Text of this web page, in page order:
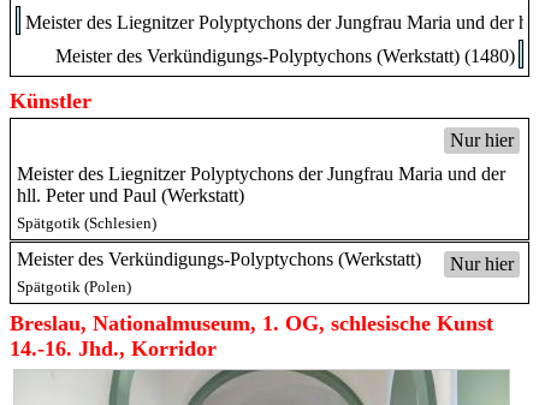
Meister des Liegnitzer Polyptychons der Jungfrau Maria und der
Meister des Verkündigungs-Polyptychons (Werkstatt) (1480)
Künstler
Nur hier
Meister des Liegnitzer Polyptychons der Jungfrau Maria und der
hll. Peter und Paul (Werkstatt)
Spätgotik (Schlesien)
Nur hier
Meister des Verkündigungs-Polyptychons (Werkstatt)
Spätgotik (Polen)
Breslau, Nationalmuseum, 1. OG, schlesische Kunst
14.-16. Jhd., Korridor